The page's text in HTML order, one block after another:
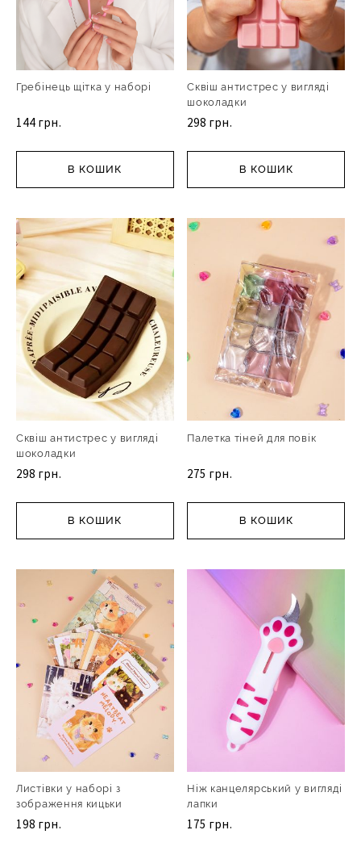
Гребінець щітка у наборі
144 грн.
В КОШИК
Сквіш антистрес у вигляді
шоколадки
298 грн.
В КОШИК
Сквіш антистрес у вигляді
шоколадки
298 грн.
В КОШИК
Палетка тіней для повік
275 грн.
В КОШИК
Листівки у наборі з
зображення кицьки
198 грн.
Ніж канцелярський у вигляді
лапки
175 грн.